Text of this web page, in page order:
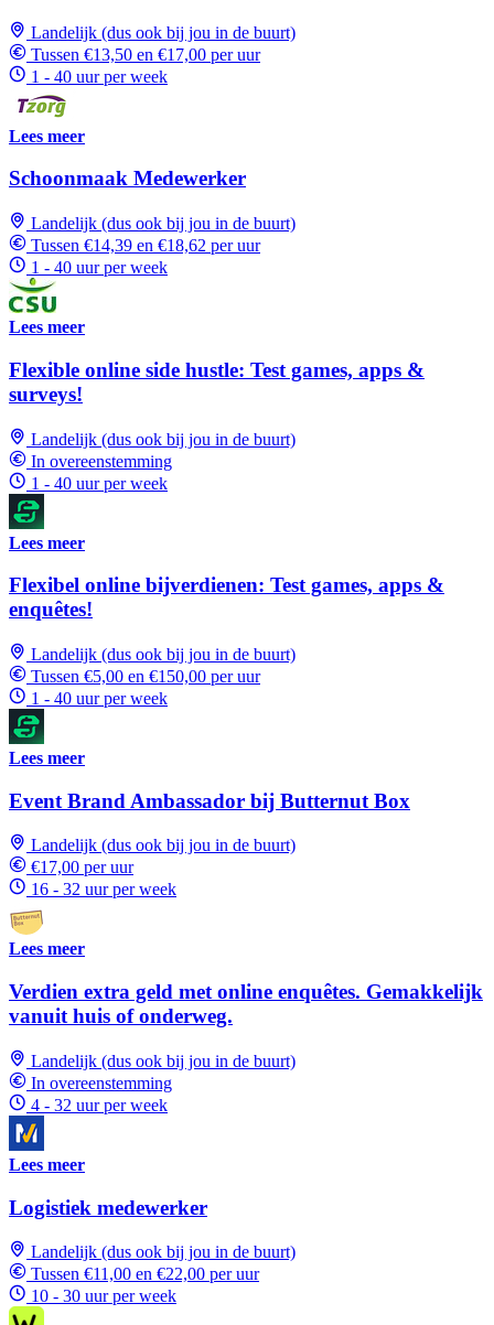
Landelijk (dus ook bij jou in de buurt)
Tussen €13,50 en €17,00 per uur
1 - 40 uur per week
Lees meer
Schoonmaak Medewerker
Landelijk (dus ook bij jou in de buurt)
Tussen €14,39 en €18,62 per uur
1 - 40 uur per week
Lees meer
Flexible online side hustle: Test games, apps &
surveys!
Landelijk (dus ook bij jou in de buurt)
In overeenstemming
1 - 40 uur per week
Lees meer
Flexibel online bijverdienen: Test games, apps &
enquêtes!
Landelijk (dus ook bij jou in de buurt)
Tussen €5,00 en €150,00 per uur
1 - 40 uur per week
Lees meer
Event Brand Ambassador bij Butternut Box
Landelijk (dus ook bij jou in de buurt)
€17,00 per uur
16 - 32 uur per week
Lees meer
Verdien extra geld met online enquêtes. Gemakkelijk
vanuit huis of onderweg.
Landelijk (dus ook bij jou in de buurt)
In overeenstemming
4 - 32 uur per week
Lees meer
Logistiek medewerker
Landelijk (dus ook bij jou in de buurt)
Tussen €11,00 en €22,00 per uur
10 - 30 uur per week